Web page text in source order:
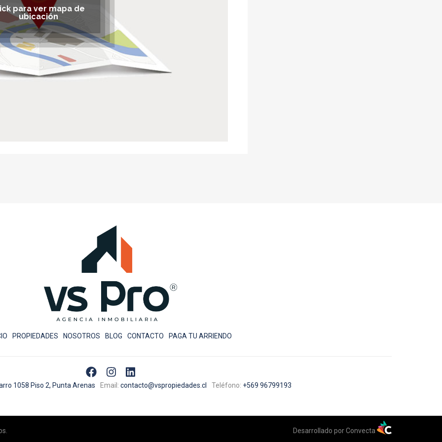
para ver mapa de
ubicación
PROPIEDADES NOSOTROS BLOG CONTACTO PAGA TU ARRIENDO
1058 Piso 2, Punta Arenas Email: contacto@vspropiedades.cl Teléfono: +569 96799193
Desarrollado por Convecta